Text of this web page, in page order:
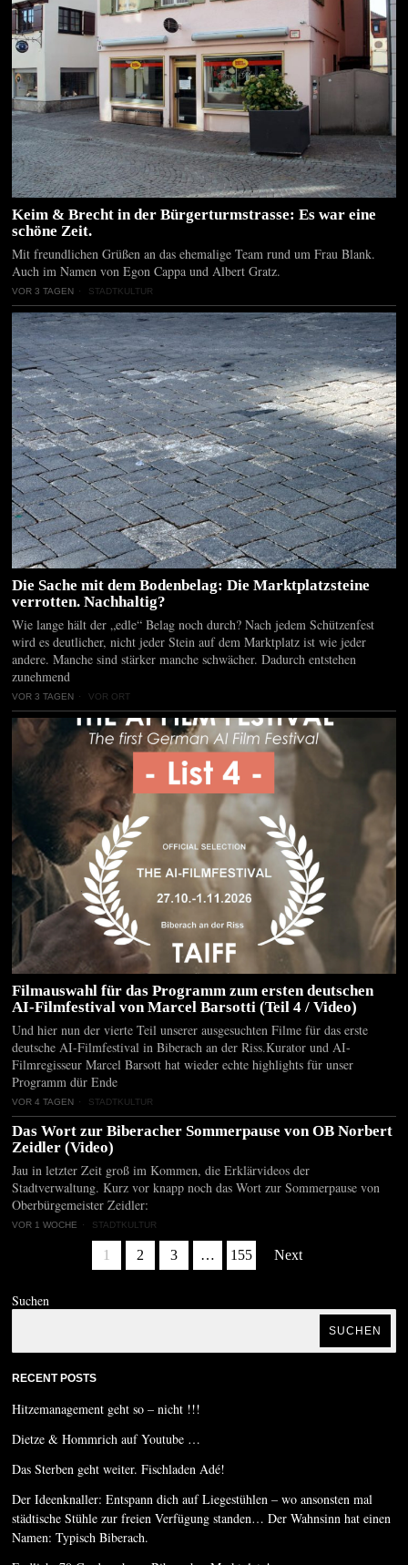
Keim & Brecht in der Bürgerturmstrasse: Es war eine
schöne Zeit.
Mit freundlichen Grüßen an das ehemalige Team rund um Frau Blank.
Auch im Namen von Egon Cappa und Albert Gratz.
VOR 3 TAGEN STADTKULTUR
Die Sache mit dem Bodenbelag: Die Marktplatzsteine
verrotten. Nachhaltig?
Wie lange hält der „edle“ Belag noch durch? Nach jedem Schützenfest
wird es deutlicher, nicht jeder Stein auf dem Marktplatz ist wie jeder
andere. Manche sind stärker manche schwächer. Dadurch entstehen
zunehmend
VOR 3 TAGEN VOR ORT
Filmauswahl für das Programm zum ersten deutschen
AI-Filmfestival von Marcel Barsotti (Teil 4 / Video)
Und hier nun der vierte Teil unserer ausgesuchten Filme für das erste
deutsche AI-Filmfestival in Biberach an der Riss.Kurator und AI-
Filmregisseur Marcel Barsott hat wieder echte highlights für unser
Programm dür Ende
VOR 4 TAGEN STADTKULTUR
Das Wort zur Biberacher Sommerpause von OB Norbert
Zeidler (Video)
Jau in letzter Zeit groß im Kommen, die Erklärvideos der
Stadtverwaltung. Kurz vor knapp noch das Wort zur Sommerpause von
Oberbürgemeister Zeidler:
VOR 1 WOCHE STADTKULTUR
1 2 3 … 155 Next
Suchen
SUCHEN
RECENT POSTS
Hitzemanagement geht so – nicht !!!
Dietze & Hommrich auf Youtube …
Das Sterben geht weiter. Fischladen Adé!
Der Ideenknaller: Entspann dich auf Liegestühlen – wo ansonsten mal
städtische Stühle zur freien Verfügung standen… Der Wahnsinn hat einen
Namen: Typisch Biberach.